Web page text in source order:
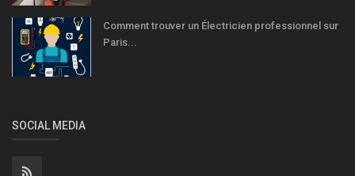
Comment trouver un Électricien professionnel sur
Paris...
SOCIAL MEDIA